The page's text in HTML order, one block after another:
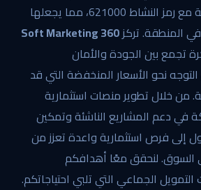
وفقًا للمعايير العالمية مع رمز النشاط 621000، مما يجعلها
في المنطقة. تركز360 Soft Marketing
تجمع بين الجودة والأمان
التوجه نحو الأسعار المنخفضة التي قد
من خلال تطوير منصات استثمارية
في دعم المشاريع الناشئة وتمكين
إلى فرص استثمارية واعدة تعزز من
لنحقق معًا أهدافكم
التمويل الجماعي التي تلبي احتياجاتكم.